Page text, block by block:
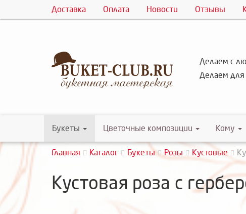
Доставка Оплата Новости Отзывы
Делаем с
Делаем для
Букеты Цветочные композиции Кому
Главная Каталог Букеты Розы Кустовые
Кустовая роза с